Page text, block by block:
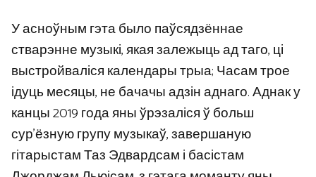
У асноўным гэта было паўсядзённае
стварэнне музыкі, якая залежыць ад таго, ці
выстройваліся календары трыа; Часам трое
ідуць месяцы, не бачачы адзін аднаго. Аднак у
канцы 2019 года яны ўрэзаліся ў больш
сур’ёзную групу музыкаў, завершаную
гітарыстам Таз Эдвардсам і басістам